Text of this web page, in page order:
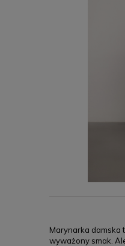
Marynarka damska
wyważony smak.